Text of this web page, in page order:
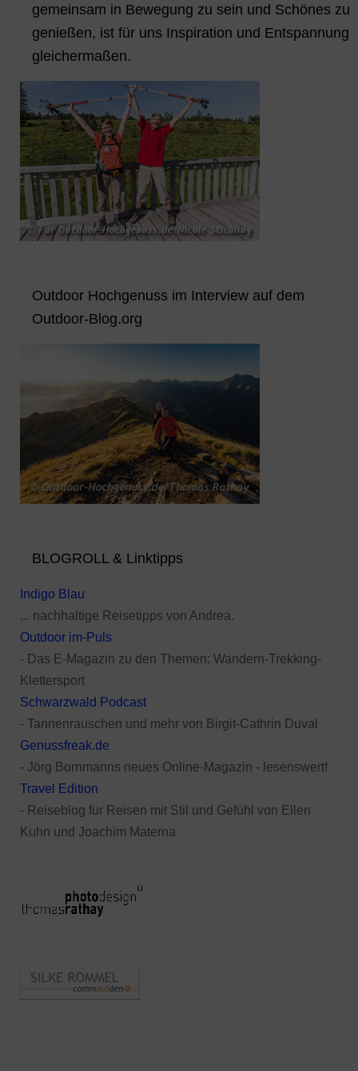
gemeinsam in Bewegung zu sein und Schönes zu
genießen, ist für uns Inspiration und Entspannung
gleichermaßen.
Outdoor Hochgenuss im Interview auf dem
Outdoor-Blog.org
BLOGROLL & Linktipps
Indigo Blau
... nachhaltige Reisetipps von Andrea.
Outdoor im-Puls
- Das E-Magazin zu den Themen: Wandern-Trekking-
Klettersport
Schwarzwald Podcast
- Tannenrauschen und mehr von Birgit-Cathrin Duval
Genussfreak.de
- Jörg Bornmanns neues Online-Magazin - lesenswert!
Travel Edition
- Reiseblog für Reisen mit Stil und Gefühl von Ellen
Kuhn und Joachim Materna